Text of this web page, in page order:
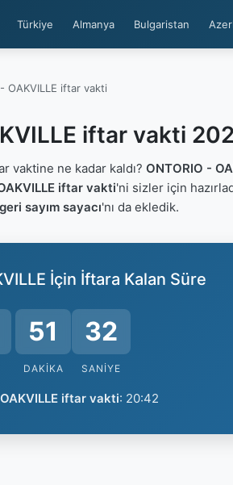
Türkiye Almanya Bulgaristan
OAKVILLE iftar vakti
iftar vakti
vaktine ne kadar kaldı? ONTORIO -
iftar vakti'ni sizler için
sayım sayacı'nı da ekledik.
İçin İftara Kalan Süre
51
DAKIKA
31
SANIYE
iftar vakti: 20:42